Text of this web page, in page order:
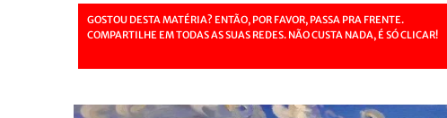
GOSTOU DESTA MATÉRIA? ENTÃO, POR FAVOR, PASSA PRA FRENTE.
COMPARTILHE EM TODAS AS SUAS REDES. NÃO CUSTA NADA, É SÓ CLICAR!